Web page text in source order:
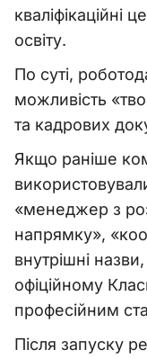
кваліфікаційні
освіту.
По суті,
можливість
та кадрових
Якщо раніше
«менеджер з
напрямку»,
внутрішні
офіційному
професійним
Після запуску